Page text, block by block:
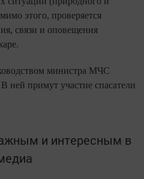
этого, проверяется
связи и оповещения
министра МЧС
ней примут участие спасатели
и интересным в